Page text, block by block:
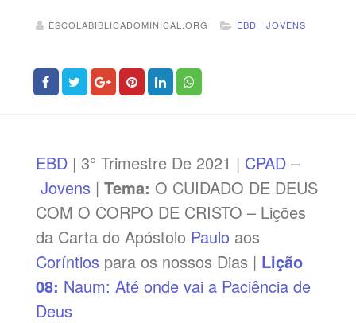
ESCOLABIBLICADOMINICAL.ORG EBD | JOVENS
EBD| 3° Trimestre De 2021 | CPAD –
Jovens | Tema: O CUIDADO DE DEUS
COM O CORPO DE CRISTO – Lições
da Carta do Apóstolo Pauloaos
Coríntios para os nossos Dias | Lição
08: Naum: Até onde vai a Paciência de
Deus